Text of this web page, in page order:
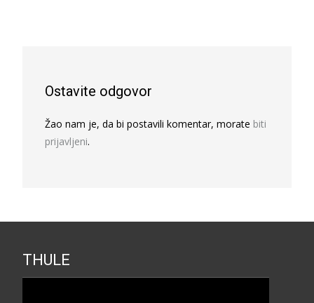
Ostavite odgovor
Žao nam je, da bi postavili komentar, morate biti
prijavljeni.
THULE